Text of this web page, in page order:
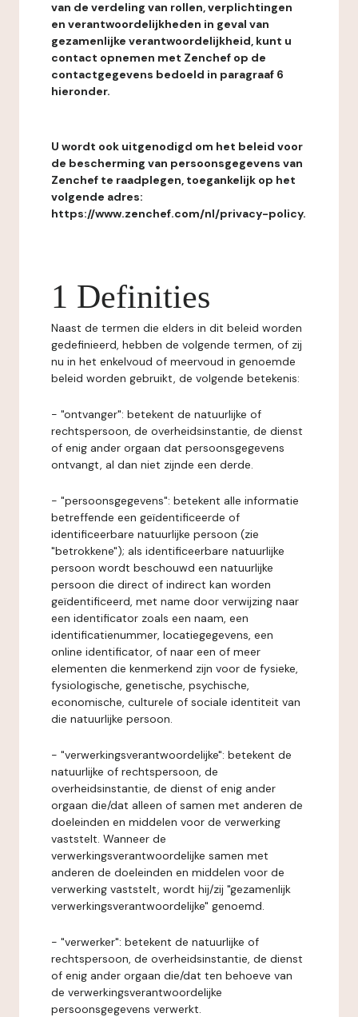
van de verdeling van rollen, verplichtingen
en verantwoordelijkheden in geval van
gezamenlijke verantwoordelijkheid, kunt u
contact opnemen met Zenchef op de
contactgegevens bedoeld in paragraaf 6
hieronder.
U wordt ook uitgenodigd om het beleid voor
de bescherming van persoonsgegevens van
Zenchef te raadplegen, toegankelijk op het
volgende adres:
https://www.zenchef.com/nl/privacy-policy.
1 Definities
Naast de termen die elders in dit beleid worden
gedefinieerd, hebben de volgende termen, of zij
nu in het enkelvoud of meervoud in genoemde
beleid worden gebruikt, de volgende betekenis:
- "ontvanger": betekent de natuurlijke of
rechtspersoon, de overheidsinstantie, de dienst
of enig ander orgaan dat persoonsgegevens
ontvangt, al dan niet zijnde een derde.
- "persoonsgegevens": betekent alle informatie
betreffende een geïdentificeerde of
identificeerbare natuurlijke persoon (zie
"betrokkene"); als identificeerbare natuurlijke
persoon wordt beschouwd een natuurlijke
persoon die direct of indirect kan worden
geïdentificeerd, met name door verwijzing naar
een identificator zoals een naam, een
identificatienummer, locatiegegevens, een
online identificator, of naar een of meer
elementen die kenmerkend zijn voor de fysieke,
fysiologische, genetische, psychische,
economische, culturele of sociale identiteit van
die natuurlijke persoon.
- "verwerkingsverantwoordelijke": betekent de
natuurlijke of rechtspersoon, de
overheidsinstantie, de dienst of enig ander
orgaan die/dat alleen of samen met anderen de
doeleinden en middelen voor de verwerking
vaststelt. Wanneer de
verwerkingsverantwoordelijke samen met
anderen de doeleinden en middelen voor de
verwerking vaststelt, wordt hij/zij "gezamenlijk
verwerkingsverantwoordelijke" genoemd.
- "verwerker": betekent de natuurlijke of
rechtspersoon, de overheidsinstantie, de dienst
of enig ander orgaan die/dat ten behoeve van
de verwerkingsverantwoordelijke
persoonsgegevens verwerkt.